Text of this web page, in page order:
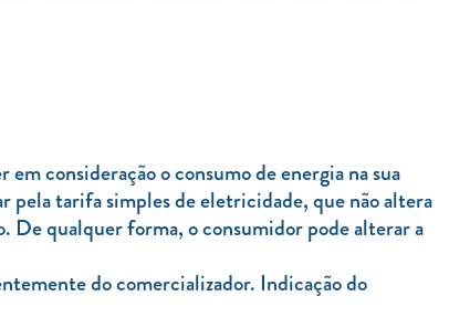
consideração o consumo de energia na sua
pela tarifa simples de eletricidade, que não altera
De qualquer forma, o consumidor pode alterar a
do comercializador. Indicação do